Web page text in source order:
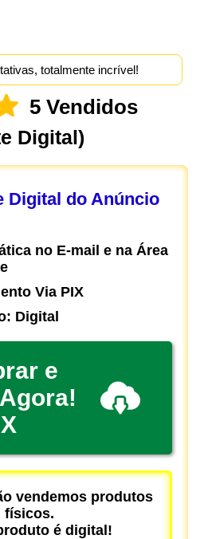
totalmente incrível!
5 Vendidos
Digital)
Digital do Anúncio
no E-mail e na Área
Via PIX
Digital
e
vendemos produtos
físicos.
é digital!